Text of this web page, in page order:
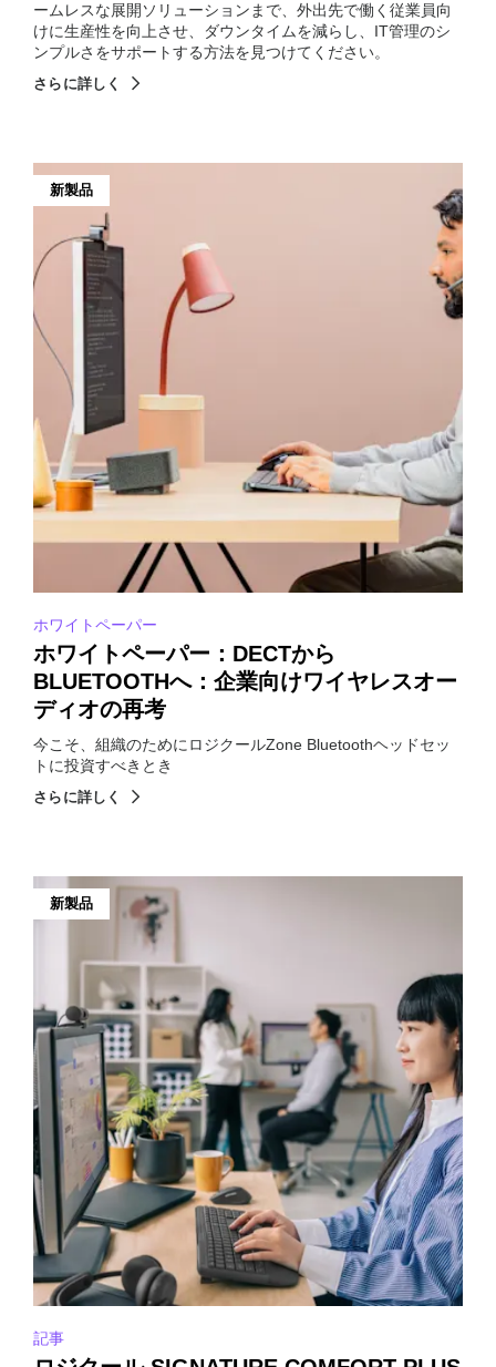
ームレスな展開ソリューションまで、外出先で働く従業員向
けに生産性を向上させ、ダウンタイムを減らし、IT管理のシ
ンプルさをサポートする方法を見つけてください。
さらに詳しく
新製品
ホワイトペーパー
ホワイトペーパー：DECTから
BLUETOOTHへ：企業向けワイヤレスオー
ディオの再考
今こそ、組織のためにロジクールZone Bluetoothヘッドセッ
トに投資すべきとき
さらに詳しく
新製品
記事